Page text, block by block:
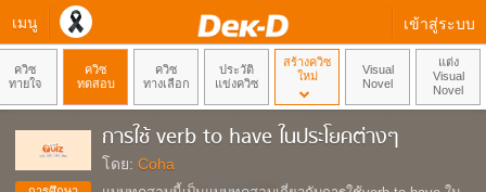
เมนู เข้าสู่ระบบ
ควิซ
ทายใจ
ควิซ
ทดสอบ
ควิซ
ทางเลือก
ประวัติ
แข่งควิซ
สร้างควิซ
ใหม่
Visual
Novel
แต่ง
Visual
Novel
การใช้ verb to have ในประโยคต่างๆ
โดย: Coha